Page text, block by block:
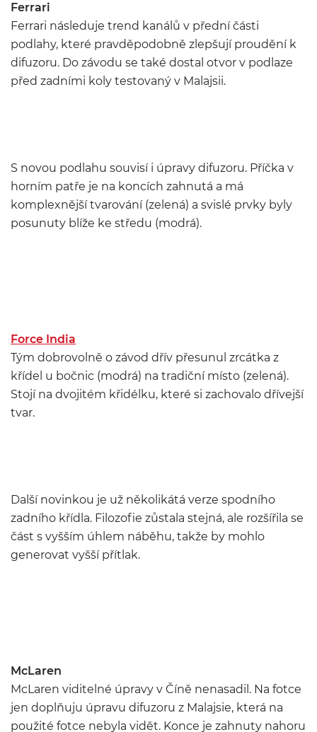
Ferrari
Ferrari následuje trend kanálů v přední části
podlahy, které pravděpodobně zlepšují proudění k
difuzoru. Do závodu se také dostal otvor v podlaze
před zadními koly testovaný v Malajsii.
S novou podlahu souvisí i úpravy difuzoru. Příčka v
horním patře je na koncích zahnutá a má
komplexnější tvarování (zelená) a svislé prvky byly
posunuty blíže ke středu (modrá).
Force India
Tým dobrovolně o závod dřív přesunul zrcátka z
křídel u bočnic (modrá) na tradiční místo (zelená).
Stojí na dvojitém křidélku, které si zachovalo dřívejší
tvar.
Další novinkou je už několikátá verze spodního
zadního křídla. Filozofie zůstala stejná, ale rozšířila se
část s vyšším úhlem náběhu, takže by mohlo
generovat vyšší přítlak.
McLaren
McLaren viditelné úpravy v Číně nenasadil. Na fotce
jen doplňuju úpravu difuzoru z Malajsie, která na
použité fotce nebyla vidět. Konce je zahnuty nahoru